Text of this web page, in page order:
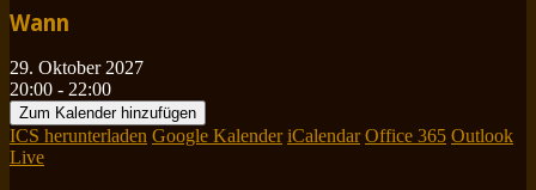
Wann
29. Oktober 2027
20:00 - 22:00
Zum Kalender hinzufügen
ICS herunterladen Google Kalender iCalendar Office 365 Outlook
Live